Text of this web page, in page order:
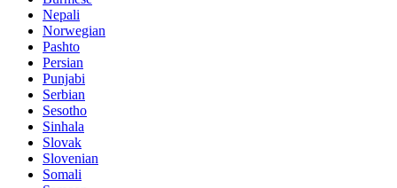
Nepali
Norwegian
Pashto
Persian
Punjabi
Serbian
Sesotho
Sinhala
Slovak
Slovenian
Somali